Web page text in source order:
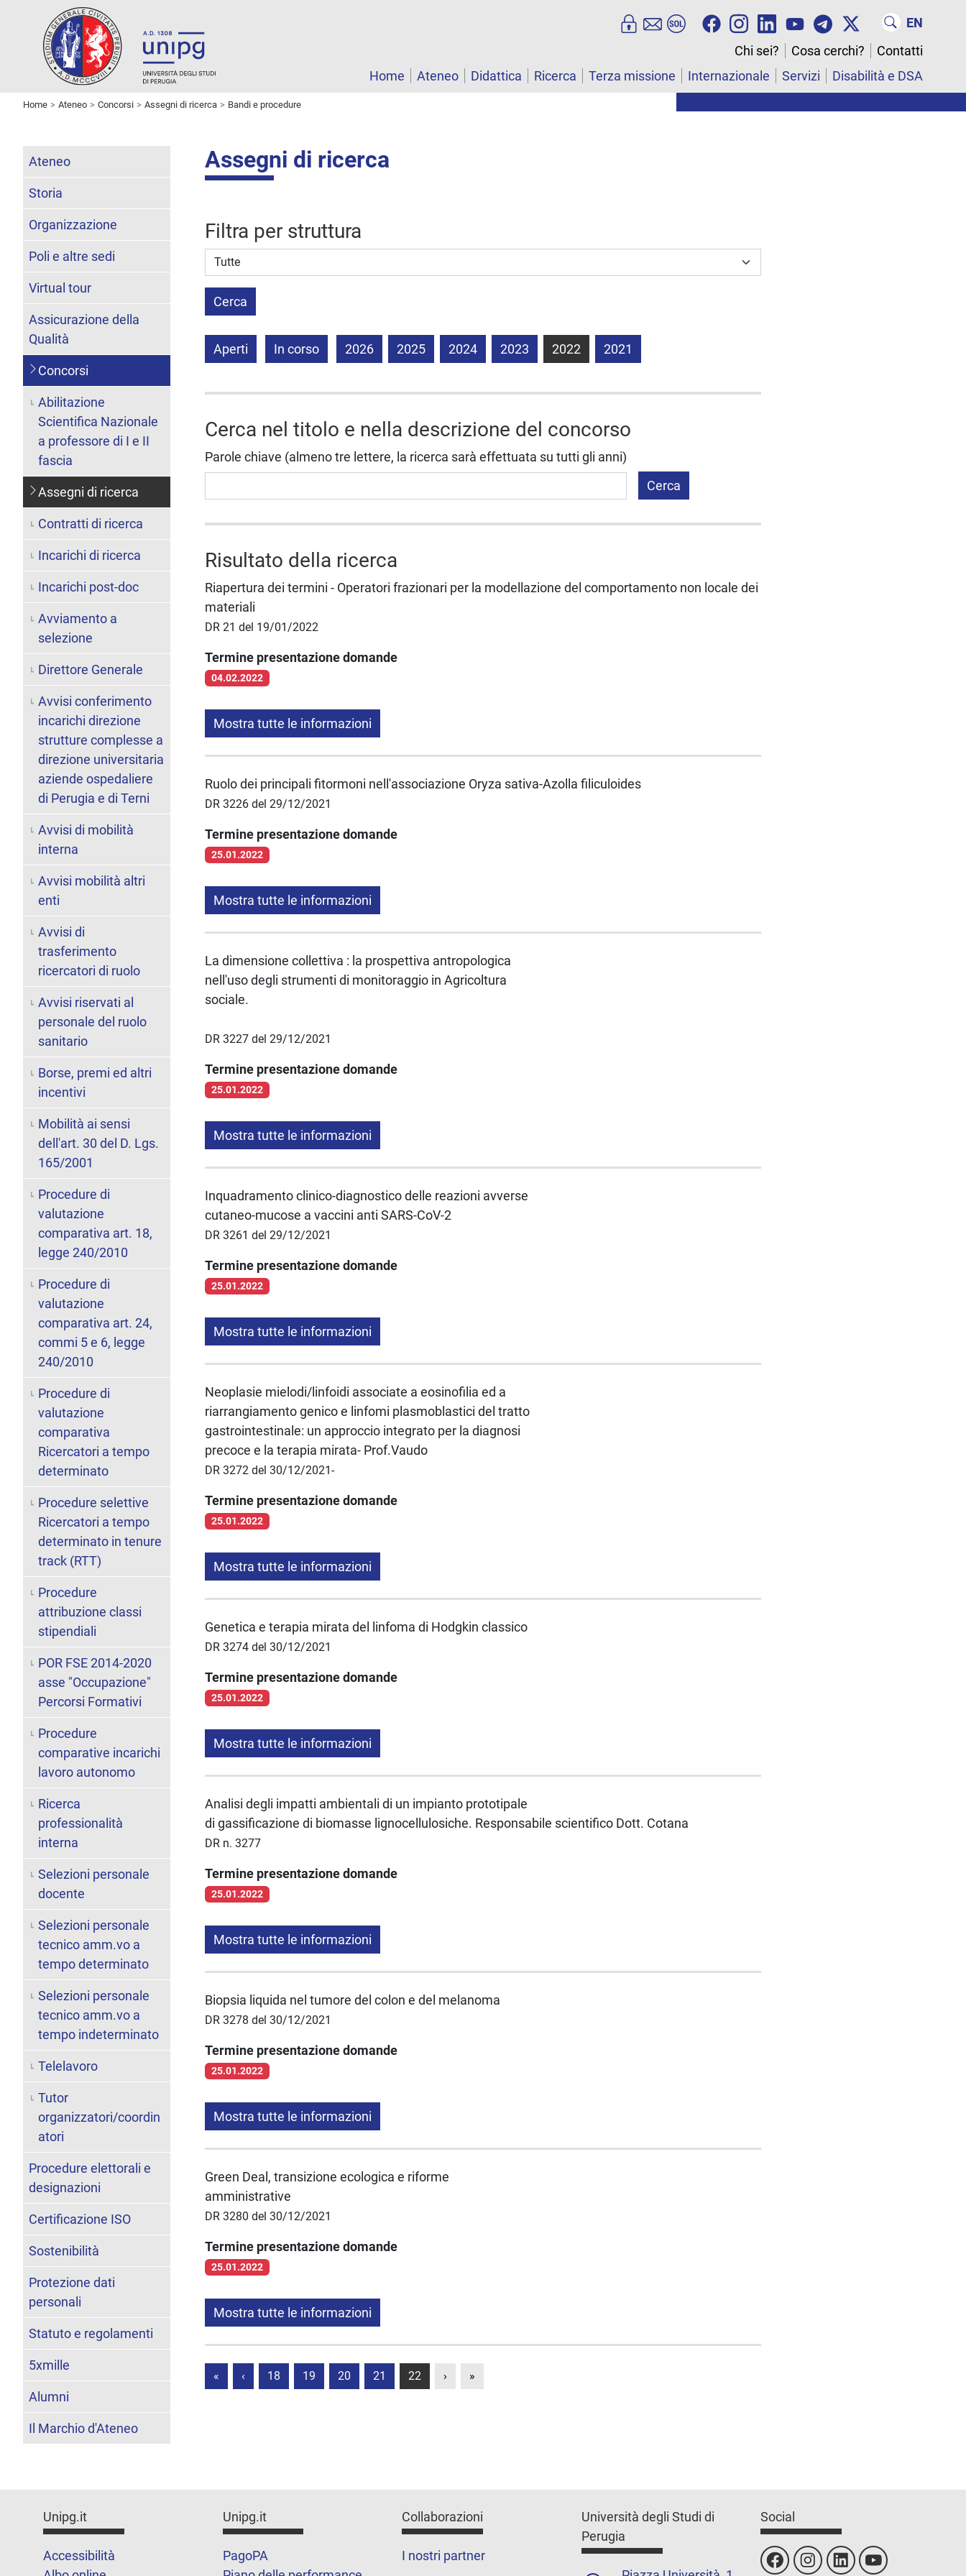
EN
Chi sei?
Cosa cerchi?
Contatti
Home
Ateneo Didattica Ricerca Terza missione Internazionale Servizi Disabilità e DSA
Home Ateneo Concorsi Assegni di ricerca Bandi e procedure
Assegni di ricerca
Filtra per struttura
Struttura stipulante
Cerca
Aperti In corso 2026 2025 2024 2023 2022 2021
Cerca nel titolo e nella descrizione del concorso
Parole chiave (almeno tre lettere, la ricerca sarà effettuata su tutti gli anni)
Cerca
Risultato della ricerca
Riapertura dei termini - Operatori frazionari per la modellazione del comportamento non locale dei
materiali
DR 21 del 19/01/2022
Termine presentazione domande
04.02.2022
Mostra tutte le informazioni
Ruolo dei principali fitormoni nell'associazione Oryza sativa-Azolla filiculoides
DR 3226 del 29/12/2021
Termine presentazione domande
25.01.2022
Mostra tutte le informazioni
La dimensione collettiva : la prospettiva antropologica
nell'uso degli strumenti di monitoraggio in Agricoltura
sociale.
DR 3227 del 29/12/2021
Termine presentazione domande
25.01.2022
Mostra tutte le informazioni
Inquadramento clinico-diagnostico delle reazioni avverse
cutaneo-mucose a vaccini anti SARS-CoV-2
DR 3261 del 29/12/2021
Termine presentazione domande
25.01.2022
Mostra tutte le informazioni
Neoplasie mielodi/linfoidi associate a eosinofilia ed a
riarrangiamento genico e linfomi plasmoblastici del tratto
gastrointestinale: un approccio integrato per la diagnosi
precoce e la terapia mirata- Prof.Vaudo
DR 3272 del 30/12/2021-
Termine presentazione domande
25.01.2022
Mostra tutte le informazioni
Genetica e terapia mirata del linfoma di Hodgkin classico
DR 3274 del 30/12/2021
Termine presentazione domande
25.01.2022
Mostra tutte le informazioni
Analisi degli impatti ambientali di un impianto prototipale
di gassificazione di biomasse lignocellulosiche. Responsabile scientifico Dott. Cotana
DR n. 3277
Termine presentazione domande
25.01.2022
Mostra tutte le informazioni
Biopsia liquida nel tumore del colon e del melanoma
DR 3278 del 30/12/2021
Termine presentazione domande
25.01.2022
Mostra tutte le informazioni
Green Deal, transizione ecologica e riforme
amministrative
DR 3280 del 30/12/2021
Termine presentazione domande
25.01.2022
Mostra tutte le informazioni
« ‹ 18 19 20 21 22 › »
Ateneo
Storia
Organizzazione
Poli e altre sedi
Virtual tour
Assicurazione della
Qualità
Concorsi
Abilitazione
Scientifica Nazionale
a professore di I e II
fascia
Assegni di ricerca
Contratti di ricerca
Incarichi di ricerca
Incarichi post-doc
Avviamento a
selezione
Direttore Generale
Avvisi conferimento
incarichi direzione
strutture complesse a
direzione universitaria
aziende ospedaliere
di Perugia e di Terni
Avvisi di mobilità
interna
Avvisi mobilità altri
enti
Avvisi di
trasferimento
ricercatori di ruolo
Avvisi riservati al
personale del ruolo
sanitario
Borse, premi ed altri
incentivi
Mobilità ai sensi
dell'art. 30 del D. Lgs.
165/2001
Procedure di
valutazione
comparativa art. 18,
legge 240/2010
Procedure di
valutazione
comparativa art. 24,
commi 5 e 6, legge
240/2010
Procedure di
valutazione
comparativa
Ricercatori a tempo
determinato
Procedure selettive
Ricercatori a tempo
determinato in tenure
track (RTT)
Procedure
attribuzione classi
stipendiali
POR FSE 2014-2020
asse "Occupazione"
Percorsi Formativi
Procedure
comparative incarichi
lavoro autonomo
Ricerca
professionalità
interna
Selezioni personale
docente
Selezioni personale
tecnico amm.vo a
tempo determinato
Selezioni personale
tecnico amm.vo a
tempo indeterminato
Telelavoro
Tutor
organizzatori/coordin
atori
Procedure elettorali e
designazioni
Certificazione ISO
Sostenibilità
Protezione dati
personali
Statuto e regolamenti
5xmille
Alumni
Il Marchio d'Ateneo
Unipg.it
Accessibilità
Unipg.it
PagoPA
Collaborazioni
I nostri partner
Università degli Studi di
Perugia
Social